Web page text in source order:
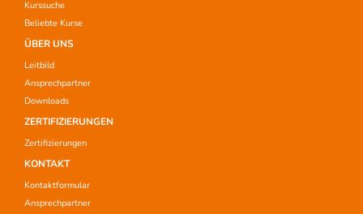
Kurssuche
Beliebte Kurse
ÜBER UNS
Leitbild
Ansprechpartner
Downloads
ZERTIFIZIERUNGEN
Zertifizierungen
KONTAKT
Kontaktformular
Ansprechpartner